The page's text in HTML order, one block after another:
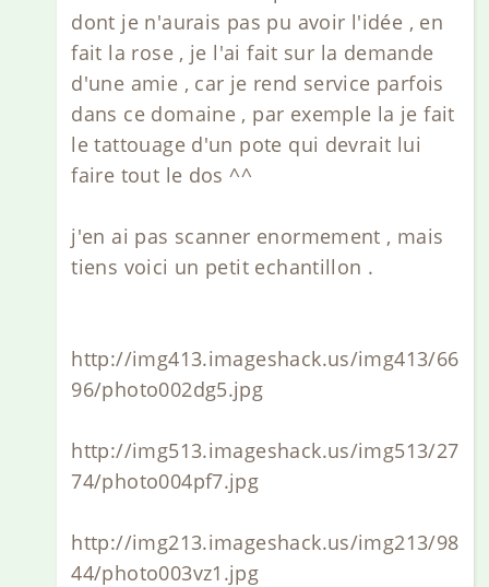
dont je n'aurais pas pu avoir l'idée , en
fait la rose , je l'ai fait sur la demande
d'une amie , car je rend service parfois
dans ce domaine , par exemple la je fait
le tattouage d'un pote qui devrait lui
faire tout le dos ^^
j'en ai pas scanner enormement , mais
tiens voici un petit echantillon .
http://img413.imageshack.us/img413/66
96/photo002dg5.jpg
http://img513.imageshack.us/img513/27
74/photo004pf7.jpg
http://img213.imageshack.us/img213/98
44/photo003vz1.jpg